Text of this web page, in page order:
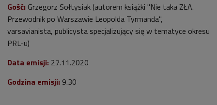
Gość: Grzegorz Sołtysiak (autorem książki "Nie taka ZŁA.
Przewodnik po Warszawie Leopolda Tyrmanda",
varsavianista, publicysta specjalizujący się w tematyce okresu
PRL-u)
Data emisji: 27.11.2020
Godzina emisji: 9.30